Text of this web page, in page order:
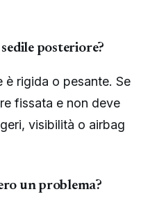
posteriore?
rigida o pesante. Se
fissata e non deve
visibilità o airbag
un problema?